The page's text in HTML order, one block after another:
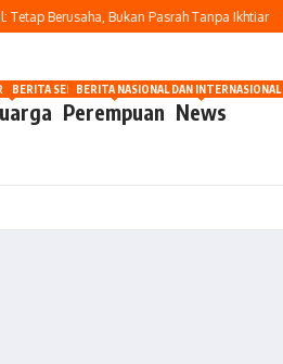
Berusaha, Bukan Pasrah Tanpa Ikhtiar
OTOMOTIF HARI INI
Perempuan
BERITA SEPUTAR KECANTIKAN WANITA
News
BERITA NASIONAL DAN